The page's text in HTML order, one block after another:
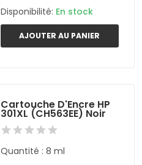
Disponibilité: En stock
AJOUTER AU PANIER
Cartouche D'Encre HP
301XL (CH563EE) Noir
Quantité : 8 ml